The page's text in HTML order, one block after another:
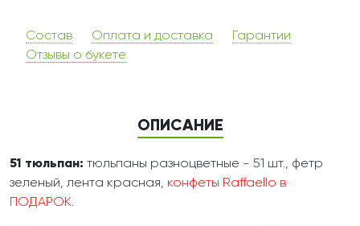
Состав Оплата и доставка
Гарантии
Отзывы о букете
ОПИСАНИЕ
51 тюльпан: тюльпаны разноцветные - 51 шт., фетр
зеленый, лента красная, конфеты Raffaello в
ПОДАРОК.